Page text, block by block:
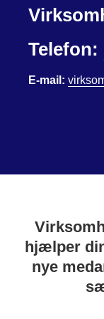
Telefon:
E-mail:
hjælper
nye